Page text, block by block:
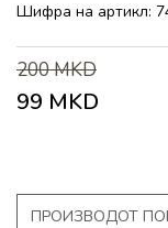
Шифра на артикл:
200MKD
99 MKD
ПРОИЗВОДОТ